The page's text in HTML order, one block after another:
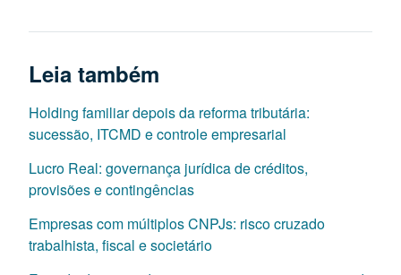
Leia também
Holding familiar depois da reforma tributária:
sucessão, ITCMD e controle empresarial
Lucro Real: governança jurídica de créditos,
provisões e contingências
Empresas com múltiplos CNPJs: risco cruzado
trabalhista, fiscal e societário